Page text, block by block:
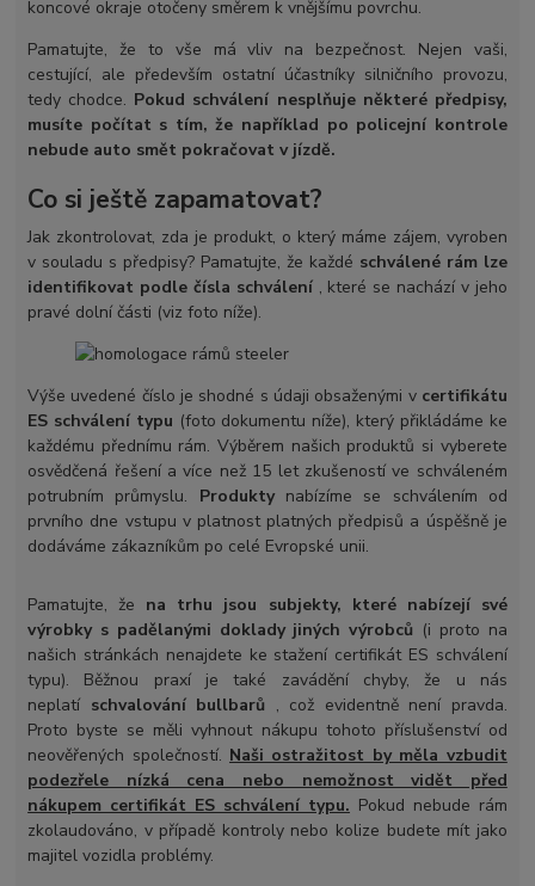
koncové okraje otočeny směrem k vnějšímu povrchu.
Pamatujte, že to vše má vliv na bezpečnost. Nejen vaši,
cestující, ale především ostatní účastníky silničního provozu,
tedy chodce. Pokud schválení nesplňuje některé předpisy,
musíte počítat s tím, že například po policejní kontrole
nebude auto smět pokračovat v jízdě.
Co si ještě zapamatovat?
Jak zkontrolovat, zda je produkt, o který máme zájem, vyroben
v souladu s předpisy? Pamatujte, že každé schválené rám lze
identifikovat podle čísla schválení, které se nachází v jeho
pravé dolní části (viz foto níže).
Výše uvedené číslo je shodné s údaji obsaženými v certifikátu
ES schválení typu (foto dokumentu níže), který přikládáme ke
každému přednímu rám. Výběrem našich produktů si vyberete
osvědčená řešení a více než 15 let zkušeností ve schváleném
potrubním průmyslu. Produktynabízíme se schválením od
prvního dne vstupu v platnost platných předpisů a úspěšně je
dodáváme zákazníkům po celé Evropské unii.
Pamatujte, že na trhu jsou subjekty, které nabízejí své
výrobky s padělanými doklady jiných výrobců (i proto na
našich stránkách nenajdete ke stažení certifikát ES schválení
typu). Běžnou praxí je také zavádění chyby, že u nás
neplatí schvalování bullbarů , což evidentně není pravda.
Proto byste se měli vyhnout nákupu tohoto příslušenství od
neověřených společností. Naši ostražitost by měla vzbudit
podezřele nízká cena nebo nemožnost vidět před
nákupem certifikát ES schválení typu. Pokud nebude rám
zkolaudováno, v případě kontroly nebo kolize budete mít jako
majitel vozidla problémy.